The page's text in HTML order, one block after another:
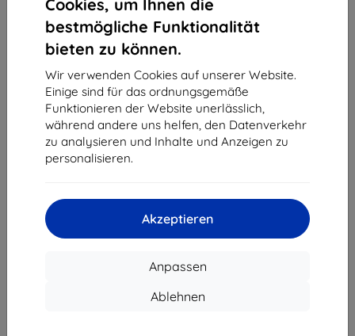
Cookies, um Ihnen die
bestmögliche Funktionalität
bieten zu können.
Wir verwenden Cookies auf unserer Website.
Einige sind für das ordnungsgemäße
Funktionieren der Website unerlässlich,
während andere uns helfen, den Datenverkehr
zu analysieren und Inhalte und Anzeigen zu
personalisieren.
Akzeptieren
Anpassen
Ablehnen
Montag bis Freitag:
8:00 - 16:00
Einkaufen
Versand & Zahlung
Cashback